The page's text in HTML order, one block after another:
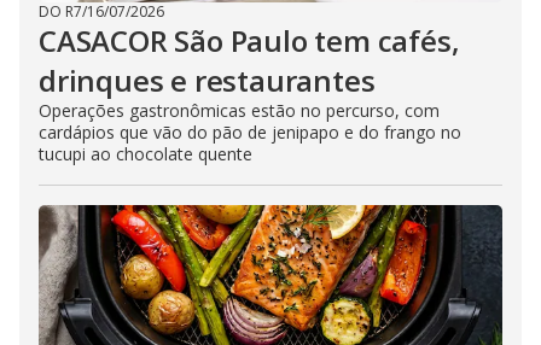
DO R7/16/07/2026
CASACOR São Paulo tem cafés,
drinques e restaurantes
Operações gastronômicas estão no percurso, com
cardápios que vão do pão de jenipapo e do frango no
tucupi ao chocolate quente